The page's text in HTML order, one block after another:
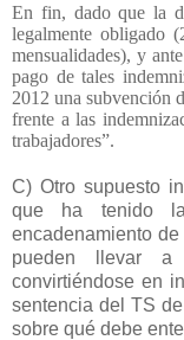
En fin, dado que la
legalmente obligado
mensualidades), y
pago de tales
2012 una subvención
frente a las
trabajadores”.
C) Otro supuesto
que ha tenido
encadenamiento
pueden llevar a
convirtiéndose en
sentencia del TS
sobre qué debe